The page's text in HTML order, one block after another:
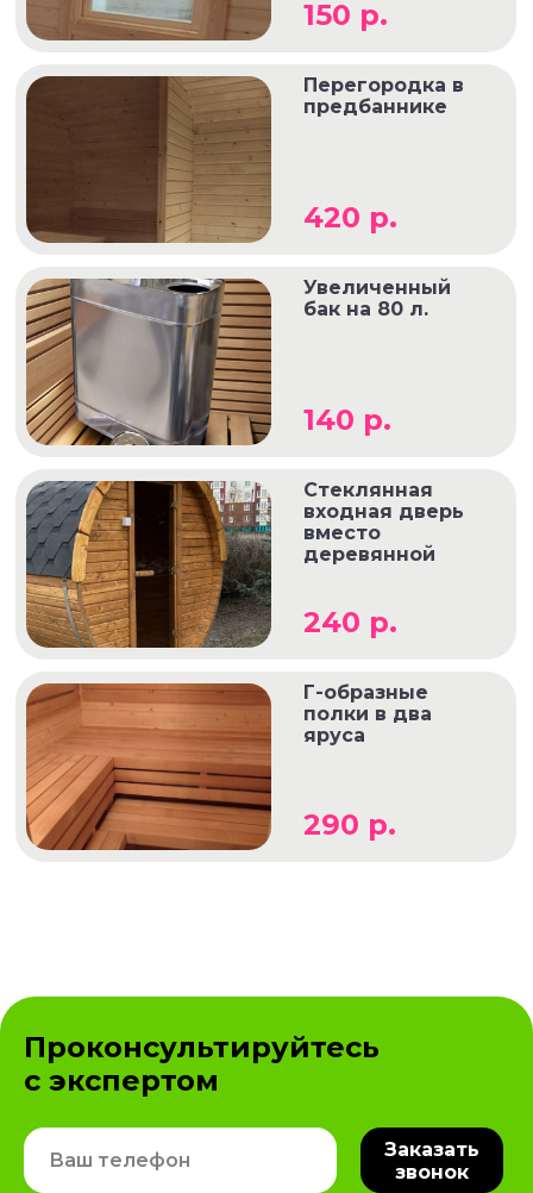
Увеличенный
бак на 80 л.
140 р.
Стеклянная
входная дверь
вместо
деревянной
240 р.
Г-образные
полки в два
яруса
420 р.
Перегородка в
предбаннике
150 р.
290 р.
Заказать
звонок
Проконсультируйтесь
с экспертом